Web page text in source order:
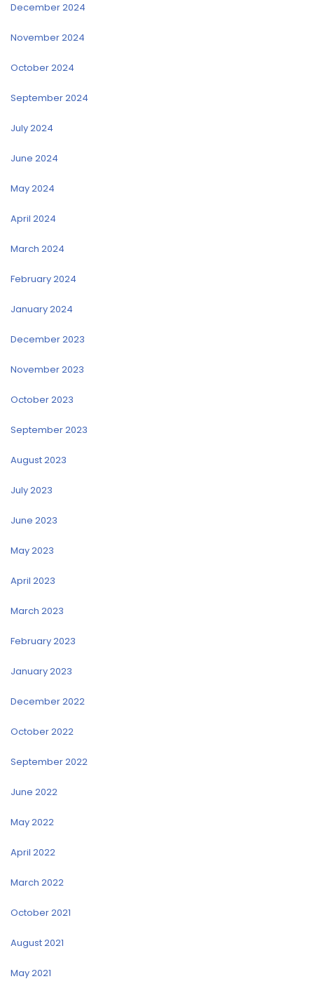
December 2024
November 2024
October 2024
September 2024
July 2024
June 2024
May 2024
April 2024
March 2024
February 2024
January 2024
December 2023
November 2023
October 2023
September 2023
August 2023
July 2023
June 2023
May 2023
April 2023
March 2023
February 2023
January 2023
December 2022
October 2022
September 2022
June 2022
May 2022
April 2022
March 2022
October 2021
August 2021
May 2021